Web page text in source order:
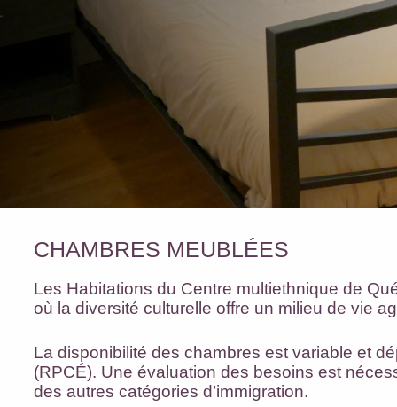
CHAMBRES MEUBLÉES
Les Habitations du Centre multiethnique de
où la diversité culturelle offre un milieu de vie
La disponibilité des chambres est variable et
(RPCÉ). Une évaluation des besoins est
des autres catégories d’immigration.